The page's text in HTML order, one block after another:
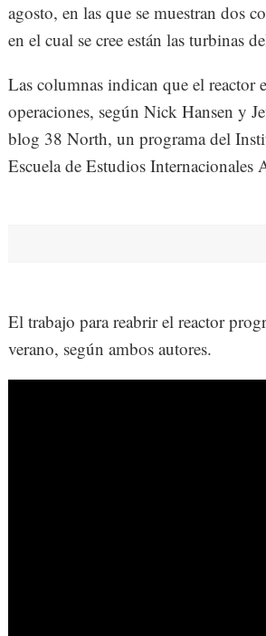
agosto, en las que se muestran dos
en el cual se cree están las turbinas
Las columnas indican que el reactor
operaciones, según Nick Hansen y
blog 38 North, un programa del
Escuela de Estudios Internacionales
El trabajo para reabrir el reactor
verano, según ambos autores.